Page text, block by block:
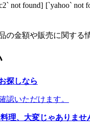
not found] [`yahoo` not
の金額や販売に関する
探しなら
認いただけます。
理、大変じゃありませ